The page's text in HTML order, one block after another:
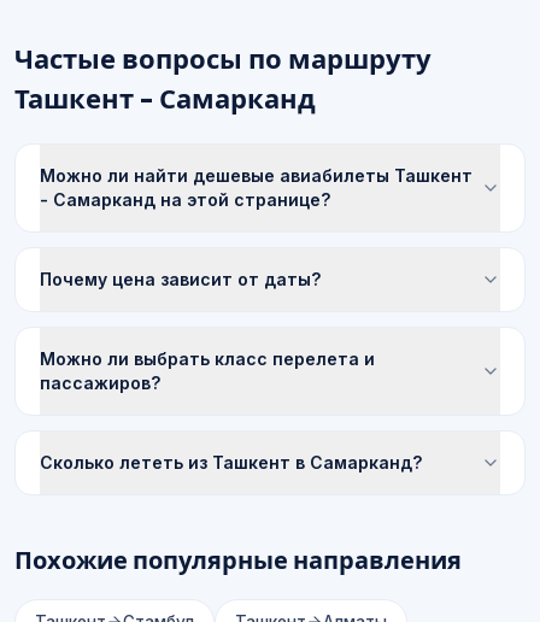
Частые вопросы по маршруту
Ташкент - Самарканд
Можно ли найти дешевые авиабилеты Ташкент
- Самарканд на этой странице?
Почему цена зависит от даты?
Можно ли выбрать класс перелета и
пассажиров?
Сколько лететь из Ташкент в Самарканд?
Похожие популярные направления